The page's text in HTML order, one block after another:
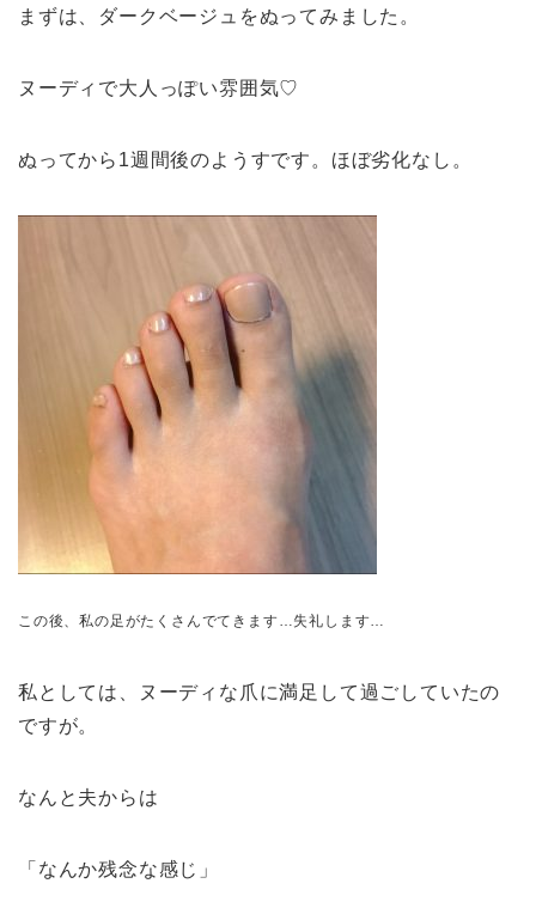
まずは、ダークベージュをぬってみました。
ヌーディで大人っぽい雰囲気♡
ぬってから1週間後のようすです。ほぼ劣化なし。
この後、私の足がたくさんでてきます…失礼します…
私としては、ヌーディな爪に満足して過ごしていたの
ですが。
なんと夫からは
「なんか残念な感じ」